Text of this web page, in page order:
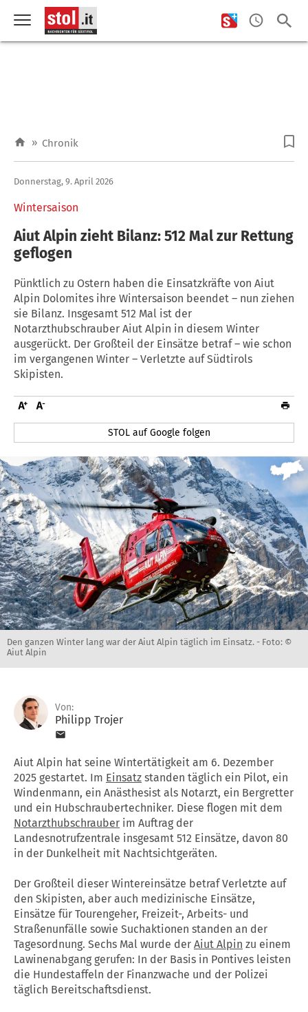
» Chronik
Wintersaison
Donnerstag, 9. April 2026
Aiut Alpin zieht Bilanz: 512 Mal zur Rettung
geflogen
Pünktlich zu Ostern haben die Einsatzkräfte von Aiut
Alpin Dolomites ihre Wintersaison beendet – nun ziehen
sie Bilanz. Insgesamt 512 Mal ist der
Notarzthubschrauber Aiut Alpin in diesem Winter
ausgerückt. Der Großteil der Einsätze betraf – wie schon
im vergangenen Winter – Verletzte auf Südtirols
Skipisten.
STOL auf Google folgen
Den ganzen Winter lang war der Aiut Alpin täglich im Einsatz. - Foto: ©
Aiut Alpin
Von:
Philipp Trojer
Aiut Alpin hat seine Wintertätigkeit am 6. Dezember
2025 gestartet. Im Einsatz standen täglich ein Pilot, ein
Windenmann, ein Anästhesist als Notarzt, ein Bergretter
und ein Hubschraubertechniker. Diese flogen mit dem
Notarzthubschrauber im Auftrag der
Landesnotrufzentrale insgesamt 512 Einsätze, davon 80
in der Dunkelheit mit Nachtsichtgeräten.
Der Großteil dieser Wintereinsätze betraf Verletzte auf
den Skipisten, aber auch medizinische Einsätze,
Einsätze für Tourengeher, Freizeit-, Arbeits- und
Straßenunfälle sowie Suchaktionen standen an der
Tagesordnung. Sechs Mal wurde der Aiut Alpin zu einem
Lawinenabgang gerufen: In der Basis in Pontives leisten
die Hundestaffeln der Finanzwache und der Polizei
täglich Bereitschaftsdienst.